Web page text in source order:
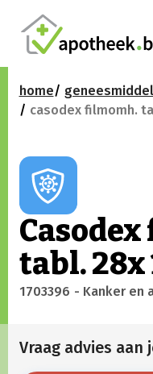
home
casodex filmomh.
tabl. 28x
1703396 - Kanker en
Vraag advies aan